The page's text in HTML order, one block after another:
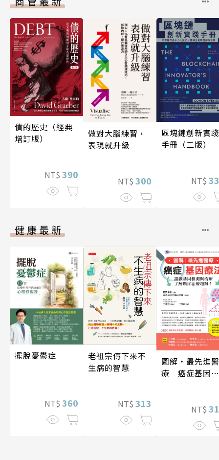
債的歷史（經典
增訂版）
NT$ 390
做對大腦練習，
表現就升級
NT$ 300
區塊鏈創新實踐
手冊（二版）
NT$
健康最新
擺脫憂鬱症
NT$ 360
老祖宗傳下來不
生病的智慧
NT$ 313
圖解‧最先進醫
療 癌症基因療
NT$